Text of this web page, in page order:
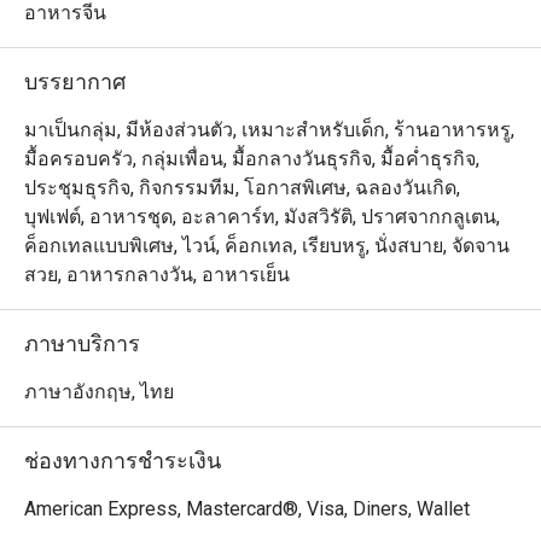
อาหารจีน
บรรยากาศ
มาเป็นกลุ่ม, มีห้องส่วนตัว, เหมาะสำหรับเด็ก, ร้านอาหารหรู,
มื้อครอบครัว, กลุ่มเพื่อน, มื้อกลางวันธุรกิจ, มื้อค่ำธุรกิจ,
ประชุมธุรกิจ, กิจกรรมทีม, โอกาสพิเศษ, ฉลองวันเกิด,
บุฟเฟต์, อาหารชุด, อะลาคาร์ท, มังสวิรัติ, ปราศจากกลูเตน,
ค็อกเทลแบบพิเศษ, ไวน์, ค็อกเทล, เรียบหรู, นั่งสบาย, จัดจาน
สวย, อาหารกลางวัน, อาหารเย็น
ภาษาบริการ
ภาษาอังกฤษ, ไทย
ช่องทางการชำระเงิน
American Express, Mastercard®, Visa, Diners, Wallet